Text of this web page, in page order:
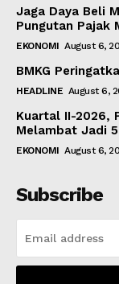
Jaga Daya Beli
Pungutan Pajak
EKONOMI August 6,
BMKG
HEADLINE August 6,
Kuartal II-2026,
Melambat Jadi
EKONOMI August 6,
Subscribe